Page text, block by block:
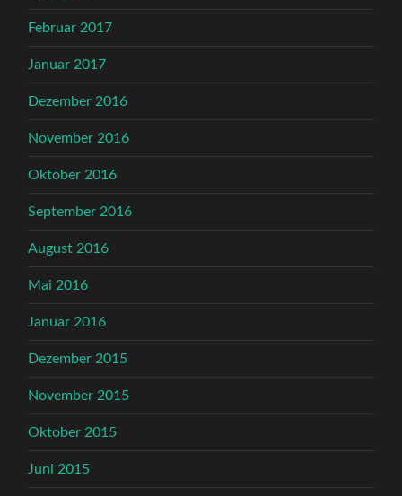
Februar 2017
Januar 2017
Dezember 2016
November 2016
Oktober 2016
September 2016
August 2016
Mai 2016
Januar 2016
Dezember 2015
November 2015
Oktober 2015
Juni 2015